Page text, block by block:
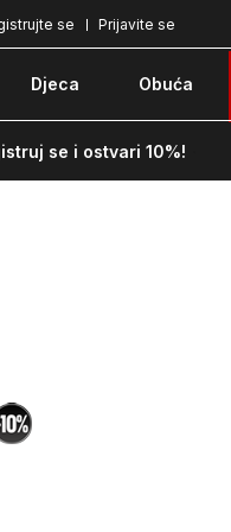
Besplatna
Prijavite se
se
Djeca Obuća
se i ostvari 10%!